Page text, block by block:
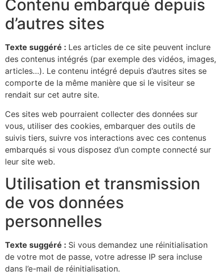
Contenu embarqué depuis
d’autres sites
Texte suggéré : Les articles de ce site peuvent inclure
des contenus intégrés (par exemple des vidéos, images,
articles…). Le contenu intégré depuis d’autres sites se
comporte de la même manière que si le visiteur se
rendait sur cet autre site.
Ces sites web pourraient collecter des données sur
vous, utiliser des cookies, embarquer des outils de
suivis tiers, suivre vos interactions avec ces contenus
embarqués si vous disposez d’un compte connecté sur
leur site web.
Utilisation et transmission
de vos données
personnelles
Texte suggéré : Si vous demandez une réinitialisation
de votre mot de passe, votre adresse IP sera incluse
dans l’e-mail de réinitialisation.